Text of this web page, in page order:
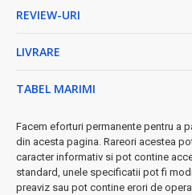
Acumulatorul reincarcabil ofera o
Ideala pentru incaperile mici!
Buton de plastic ON-OFF;
Dimensiuni: 130x15 mm
REVIEW-URI
LIVRARE
TABEL MARIMI
Facem eforturi permanente pentru a
din acesta pagina. Rareori acestea
caracter informativ si pot contine
standard, unele specificatii pot fi
preaviz sau pot contine erori de